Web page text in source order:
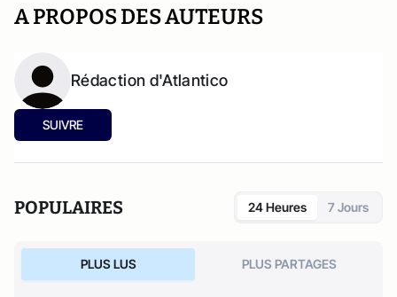
A PROPOS DES AUTEURS
Rédaction d'Atlantico
SUIVRE
POPULAIRES 24 Heures 7 Jours
PLUS LUS PLUS PARTAGES